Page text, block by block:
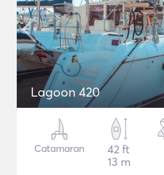
Lagoon 420
Catamaran
42 ft
13 m